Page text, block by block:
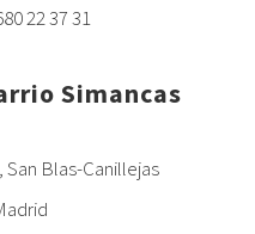
22 37 31
Simancas
Blas-Canillejas